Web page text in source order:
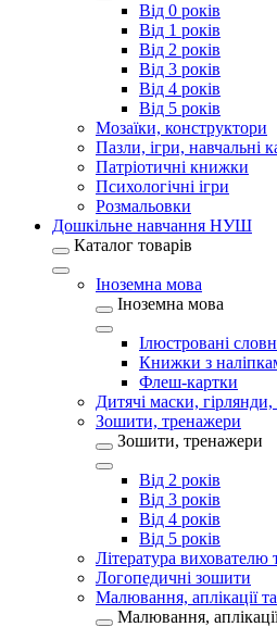
Від 0 років
Від 1 років
Від 2 років
Від 3 років
Від 4 років
Від 5 років
Мозаїки, конструктори
Пазли, ігри, навчальні
Патріотичні книжки
Психологічні ігри
Розмальовки
Дошкільне навчання НУШ
Каталог товарів
Іноземна мова
Іноземна мова
Ілюстровані
Книжки з
Флеш-картки
Дитячі маски,
Зошити, тренажери
Зошити, тренажери
Від 2 років
Від 3 років
Від 4 років
Від 5 років
Література вихователю
Логопедичні зошити
Малювання, аплікації
Малювання,